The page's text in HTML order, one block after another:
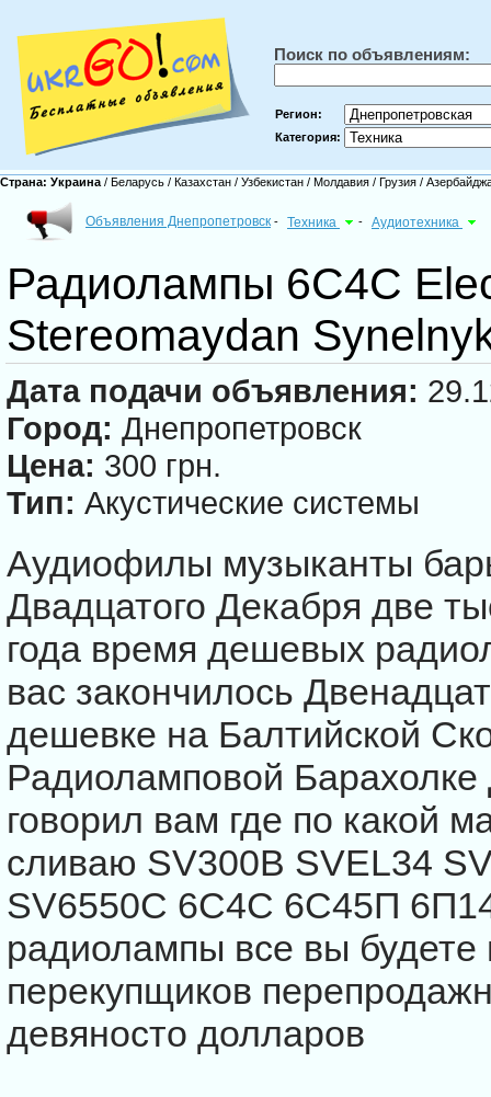
Поиск по объявлениям:
Регион:
Категория:
Страна: Украина / Беларусь / Казахстан / Узбекистан / Молдавия / Грузия /
Объявления Днепропетровск - Техника - Аудиотехника
Радиолампы 6С4С
Stereomaydan
Дата подачи объявления:
Город: Днепропетровск
Цена: 300 грн.
Тип: Акустические системы
Аудиофилы музыканты
Двадцатого Декабря две
года время дешевых
вас закончилось
дешевке на Балтийской
Радиоламповой Барахолке
говорил вам где по какой
сливаю SV300B SVEL34
SV6550C 6С4С 6С45П
радиолампы все вы будете
перекупщиков
девяносто долларов